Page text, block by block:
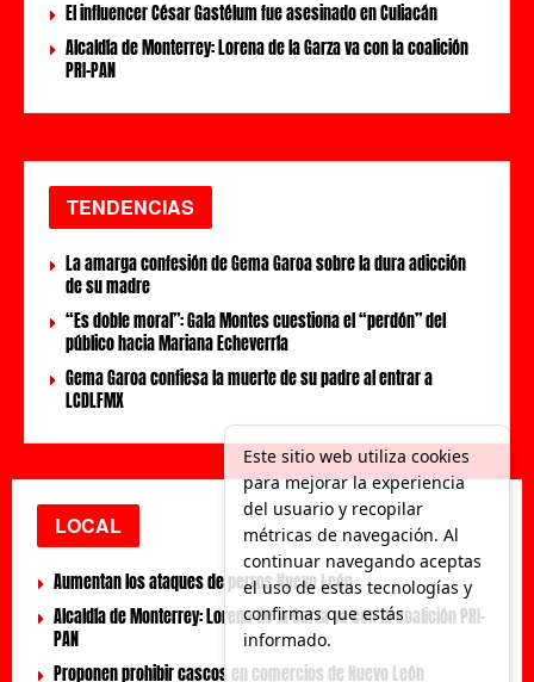
El influencer César Gastélum fue asesinado en Culiacán
Alcaldía de Monterrey: Lorena de la Garza va con la coalición
PRI-PAN
TENDENCIAS
La amarga confesión de Gema Garoa sobre la dura adicción
de su madre
“Es doble moral”: Gala Montes cuestiona el “perdón” del
público hacia Mariana Echeverría
Gema Garoa confiesa la muerte de su padre al entrar a
LCDLFMX
LOCAL
Aumentan los ataques de perros Nuevo León
Alcaldía de Monterrey: Lorena de la Garza va con la coalición PRI-
PAN
Proponen prohibir cascos en comercios de Nuevo León
Este sitio web utiliza cookies
para mejorar la experiencia
del usuario y recopilar
métricas de navegación. Al
continuar navegando aceptas
el uso de estas tecnologías y
confirmas que estás
informado.